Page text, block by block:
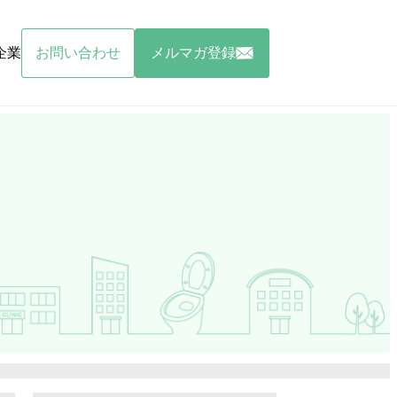
業 お問い合わせ メルマガ登録